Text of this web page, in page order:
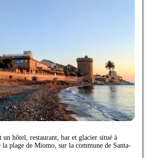
un hôtel, restaurant, bar et glacier situé à
plage de Miomo, sur la commune de Santa-